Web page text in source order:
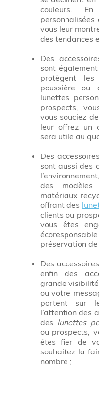
couleurs.
vous leur
des tendances
Des
sont
protègent
poussière ou
lunettes
prospects,
vous souciez
leur offrez un
sera utile au
Des accessoires
sont aussi des
des
matériaux
offrant des
clients ou
vous êtes
préservation
Des accessoires
enfin des
grande
ou votre
portent sur
l’attention des
des lunettes
ou prospects,
êtes fier de
souhaitez la
nombre ;